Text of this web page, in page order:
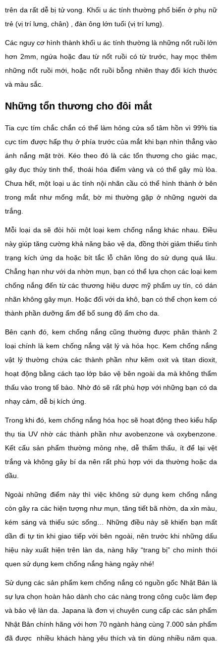
trên da rất dễ bị tử vong. Khối u ác tính thường phổ biến ở phụ nữ
trẻ (vị trí lưng, chân) , đàn ông lớn tuổi (vị trí lưng).
Các nguy cơ hình thành khối u ác tính thường là những nốt ruồi lớn
hơn 2mm, ngứa hoặc đau từ nốt ruồi có từ trước, hay mọc thêm
những nốt ruồi mới, hoặc nốt ruồi bỗng nhiên thay đổi kích thước
và màu sắc.
Những tổn thương cho đôi mắt
Tia cực tím chắc chắn có thể làm hỏng cửa sổ tâm hồn vì 99% tia
cực tím được hấp thụ ở phía trước của mắt khi bạn nhìn thẳng vào
ánh nắng mặt trời. Kéo theo đó là các tổn thương cho giác mạc,
gây đục thủy tinh thể, thoái hóa điểm vàng và có thể gây mù lòa.
Chưa hết, một loại u ác tính nội nhãn cầu có thể hình thành ở bên
trong mắt như mống mắt, bờ mi thường gặp ở những người da
trắng.
Mỗi loại da sẽ đòi hỏi một loại kem chống nắng khác nhau. Điều
này giúp tăng cường khả năng bảo vệ da, đồng thời giảm thiểu tình
trạng kích ứng da hoặc bít tắc lỗ chân lông do sử dụng quá lâu.
Chẳng hạn như với da nhờn mụn, bạn có thể lựa chọn các loại kem
chống nắng đến từ các thương hiệu dược mỹ phẩm uy tín, có dán
nhãn không gây mụn. Hoặc đối với da khô, bạn có thể chọn kem có
thành phần dưỡng ẩm để bổ sung độ ẩm cho da.
Bên cạnh đó, kem chống nắng cũng thường được phân thành 2
loại chính là kem chống nắng vật lý và hóa học. Kem chống nắng
vật lý thường chứa các thành phần như kẽm oxit và titan dioxit,
hoạt động bằng cách tạo lớp bảo vệ bên ngoài da mà không thẩm
thấu vào trong tế bào. Nhờ đó sẽ rất phù hợp với những bạn có da
nhạy cảm, dễ bị kích ứng.
Trong khi đó, kem chống nắng hóa học sẽ hoạt động theo kiểu hấp
thụ tia UV nhờ các thành phần như avobenzone và oxybenzone.
Kết cấu sản phẩm thường mỏng nhẹ, dễ thẩm thấu, ít để lại vệt
trắng và không gây bí da nên rất phù hợp với da thường hoặc da
dầu.
Ngoài những điểm này thì việc không sử dụng kem chống nắng
còn gây ra các hiện tượng như mụn, tăng tiết bã nhờn, da xỉn màu,
kém sáng và thiếu sức sống… Những điều này sẽ khiến bạn mất
dần đi tự tin khi giao tiếp với bên ngoài, nên trước khi những dấu
hiệu này xuất hiện trên làn da, nàng hãy “trang bị” cho mình thói
quen sử dụng kem chống nắng hàng ngày nhé!
Sử dụng các sản phẩm kem chống nắng có nguồn gốc Nhật Bản là
sự lựa chọn hoàn hảo dành cho các nàng trong công cuộc làm đẹp
và bảo vệ làn da. Japana là đơn vị chuyên cung cấp các sản phẩm
Nhật Bản chính hãng với hơn 70 ngành hàng cùng 7.000 sản phẩm
đã được nhiều khách hàng yêu thích và tin dùng nhiều năm qua.